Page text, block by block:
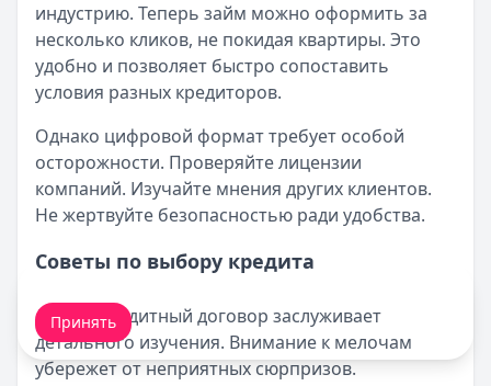
индустрию. Теперь займ можно оформить за
несколько кликов, не покидая квартиры. Это
удобно и позволяет быстро сопоставить
условия разных кредиторов.
Однако цифровой формат требует особой
осторожности. Проверяйте лицензии
компаний. Изучайте мнения других клиентов.
Не жертвуйте безопасностью ради удобства.
Советы по выбору кредита
Любой кредитный договор заслуживает
детального изучения. Внимание к мелочам
убережет от неприятных сюрпризов.
Принять